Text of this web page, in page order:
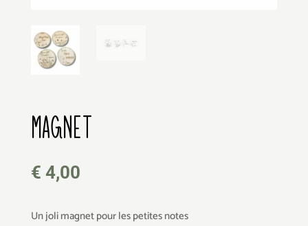
MAGNET
€ 4,00
Un joli magnet pour les petites notes